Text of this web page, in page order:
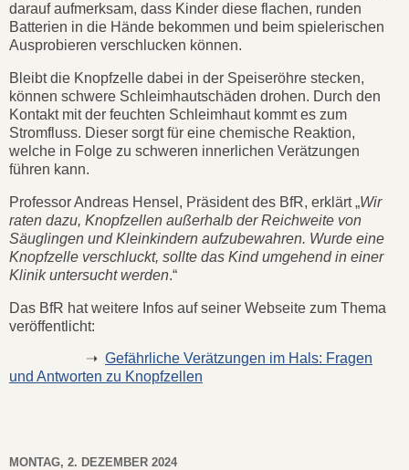
darauf aufmerksam, dass Kinder diese flachen, runden
Batterien in die Hände bekommen und beim spielerischen
Ausprobieren verschlucken können.
Bleibt die Knopfzelle dabei in der Speiseröhre stecken,
können schwere Schleimhautschäden drohen. Durch den
Kontakt mit der feuchten Schleimhaut kommt es zum
Stromfluss. Dieser sorgt für eine chemische Reaktion,
welche in Folge zu schweren innerlichen Verätzungen
führen kann.
Professor Andreas Hensel, Präsident des BfR, erklärt „Wir
raten dazu, Knopfzellen außerhalb der Reichweite von
Säuglingen und Kleinkindern aufzubewahren. Wurde eine
Knopfzelle verschluckt, sollte das Kind umgehend in einer
Klinik untersucht werden.“
Das BfR hat weitere Infos auf seiner Webseite zum Thema
veröffentlicht:
➝ Gefährliche Verätzungen im Hals: Fragen
und Antworten zu Knopfzellen
MONTAG, 2. DEZEMBER 2024